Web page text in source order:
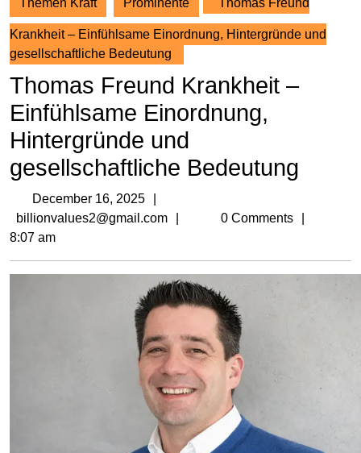
Themen Kraft Prominente Thomas Freund
Krankheit – Einfühlsame Einordnung, Hintergründe und
gesellschaftliche Bedeutung
Thomas Freund Krankheit –
Einfühlsame Einordnung,
Hintergründe und
gesellschaftliche Bedeutung
December 16, 2025
16,
billionvalues2@gmail.com billionvalues2@gmail.com
0 Comments
8:07 am